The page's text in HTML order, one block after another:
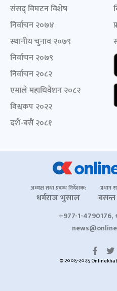
संसद् विघटन विशेष
निर्वाचन २०७४
स्थानीय चुनाव २०७९
निर्वाचन २०७९
निर्वाचन २०८२
एमाले महाधिवेशन २०८२
विश्वकप २०२२
दशैं-बसैं २०८१
अध्यक्ष तथा प्रबन्ध निर्देशक:
धर्मराज भुसाल
प्रधान
+977-1-4790176,
© २००६-२०२६